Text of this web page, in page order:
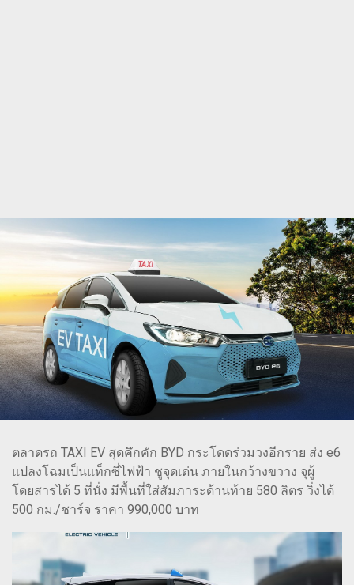
ตลาดรถ TAXI EV สุดคึกคัก BYD กระโดดร่วมวงอีกราย ส่ง e6
แปลงโฉมเป็นแท็กซี่ไฟฟ้า ชูจุดเด่น ภายในกว้างขวาง จุผู้
โดยสารได้ 5 ที่นั่ง มีพื้นที่ใส่สัมภาระด้านท้าย 580 ลิตร วิ่งได้
500 กม./ชาร์จ ราคา 990,000 บาท